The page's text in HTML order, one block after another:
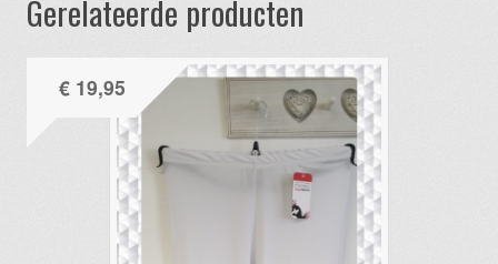
Gerelateerde producten
€19,95